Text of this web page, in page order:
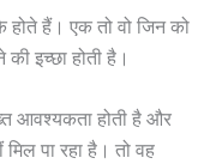
होते हैं। एक तो वो जिन को
इच्छा होती है।
आवश्यकता होती है और
पा रहा है। तो वह